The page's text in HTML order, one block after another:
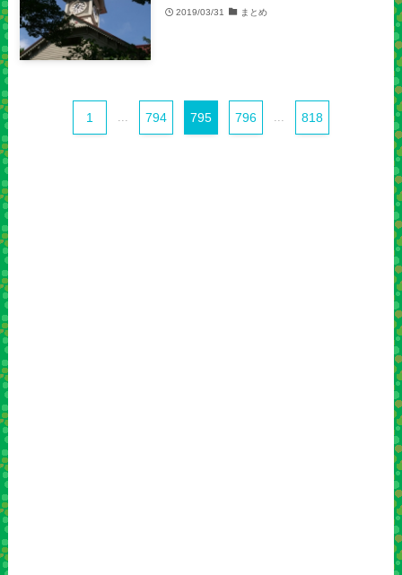
2019/03/31 まとめ
1 794 795 796 818